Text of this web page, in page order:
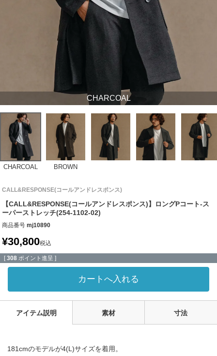
CHARCOAL
CHARCOAL BROWN
CALL&RESPONSE(コールアンドレスポンス)
【CALL&RESPONSE(コールアンドレスポンス)】ロングPコート-ス
ーパーストレッチ(254-1102-02)
商品番号 mj10890
¥30,800税込
[ 308 ポイント進呈 ]
カートへ入れる
アイテム説明 素材 寸法
181cmのモデルが4(L)サイズを着用。